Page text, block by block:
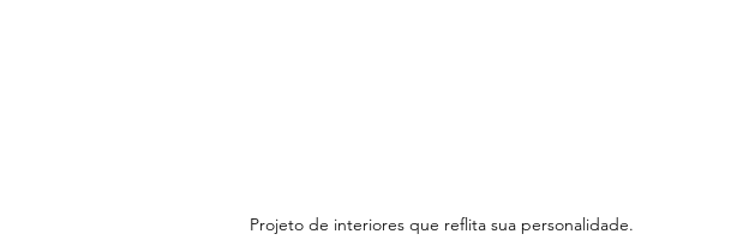
Projeto de interiores que reflita sua personalidade.